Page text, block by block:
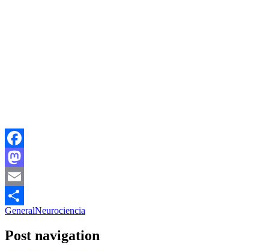
Facebook
Mastodon
Email
Compartir
GeneralNeurociencia
Post navigation